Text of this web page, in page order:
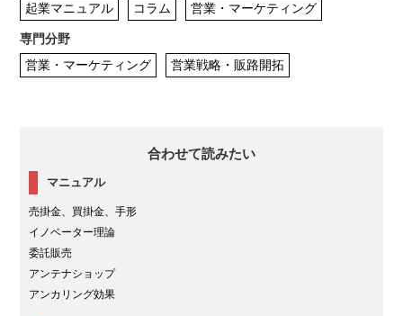
起業マニュアル コラム 営業・マーケティング
専門分野
営業・マーケティング
営業戦略・販路開拓
合わせて読みたい
マニュアル
売掛金、買掛金、手形
イノベーター理論
委託販売
アンテナショップ
アンカリング効果